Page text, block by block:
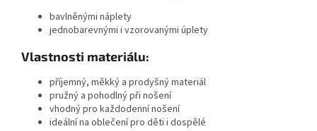
bavlněnými náplety
jednobarevnými i vzorovanými úplety
Vlastnosti materiálu:
příjemný, měkký a prodyšný materiál
pružný a pohodlný při nošení
vhodný pro každodenní nošení
ideální na oblečení pro děti i dospělé